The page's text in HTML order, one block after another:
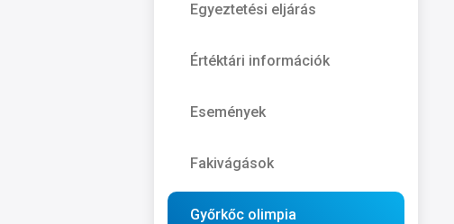
Egyeztetési eljárás
Értéktári információk
Események
Fakivágások
Győrkőc olimpia